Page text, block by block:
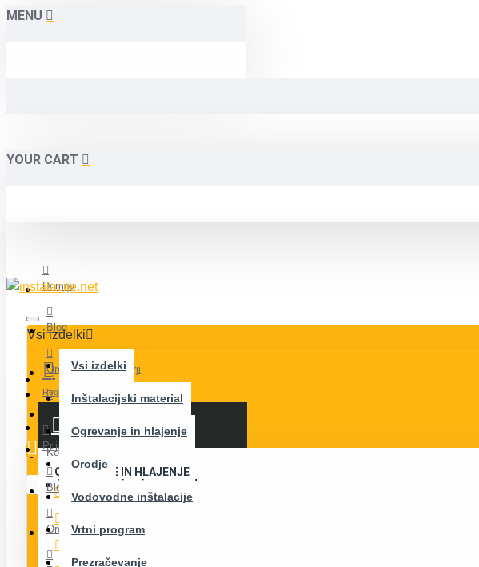
MENU
YOUR CART
Domov
Blog
Orodja in kalkulatorji
Kontakt
Vsi izdelki
Vsi izdelki
Inštalacijski material
Ogrevanje in hlajenje
Orodje
Vodovodne inštalacije
Vrtni program
Prezračevanje
Registracija
0 izdelek(ov) - 0,00 €
Vaša košarica je prazna!
KATEGORIJE IZDELKOV
OGREVANJE IN HLAJENJE
Toplotne črpalke
Prijava
Blog
Orodja in kalkulatorji